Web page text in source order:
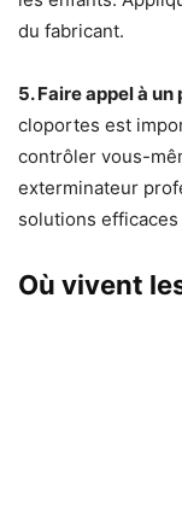
du fabricant.
5. Faire appel à
cloportes est
contrôler vous-
exterminateur
solutions
Où vivent